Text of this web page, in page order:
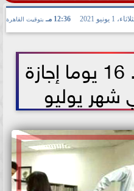
1 يونيو 2021 12:36 مـ بتوقيت القاهرة
أكثر من نصفه.. 16 يوما إجازة
شهر يوليو